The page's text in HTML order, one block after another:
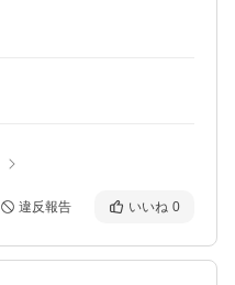
違反報告 いいね 0